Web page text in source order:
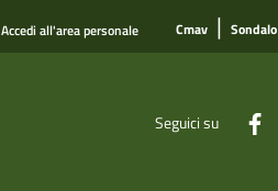
Accedi all'area personale Cmav | Sondalo
Seguici su